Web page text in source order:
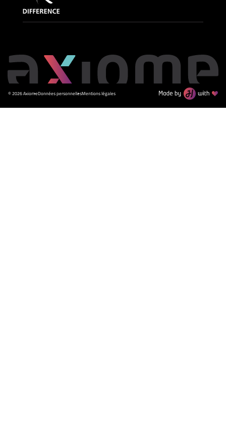
© 2026 AxiomeDonnées personnellesMentions légales